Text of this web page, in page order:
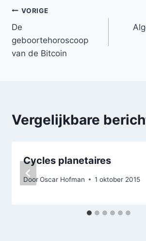
Bericht
navigatie
VORIGE
De
geboortehoroscoop
van de Bitcoin
Vergelijkbare
Cycles planetaires
DoorOscar Hofman 1 oktober 2015